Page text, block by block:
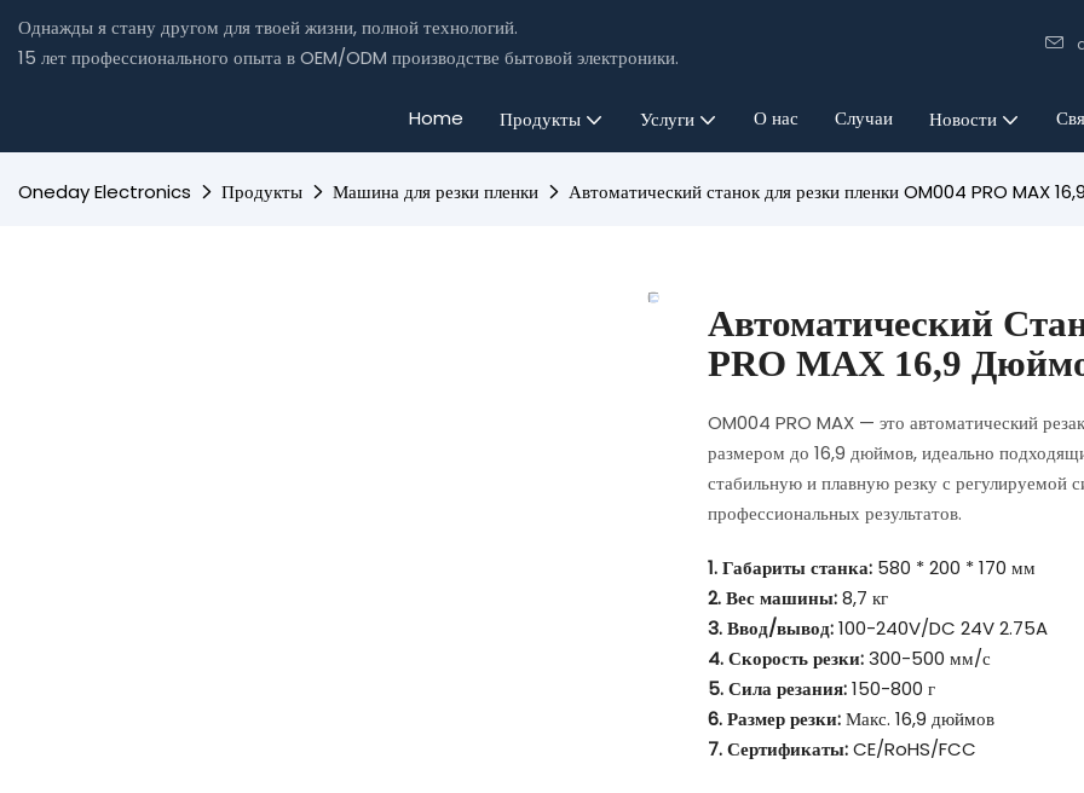
Однажды я стану другом для твоей жизни, полной технологий.
15 лет профессионального опыта в OEM/ODM производстве бытовой электроники.
Home Продукты Услуги О нас Случаи Новости
Oneday Electronics Продукты Машина для резки пленки Автоматический станок для резки пленки OM004 PRO MAX
Автоматический
PRO MAX 16,9
OM004 PRO MAX — это автоматический
размером до 16,9 дюймов, идеально
стабильную и плавную резку с регулируемой
профессиональных результатов.
1. Габариты станка: 580 * 200 * 170 мм
2. Вес машины:8,7 кг
3. Ввод/вывод:100-240V/DC 24V 2.75A
4. Скорость резки:300-500 мм/с
5. Сила резания:150-800 г
6. Размер резки:Макс. 16,9 дюймов
7. Сертификаты:CE/RoHS/FCC